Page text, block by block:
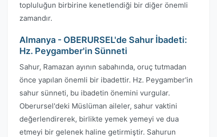
topluluğun birbirine kenetlendiği bir diğer önemli
zamandır.
Almanya - OBERURSEL'de Sahur İbadeti:
Hz. Peygamber'in Sünneti
Sahur, Ramazan ayının sabahında, oruç tutmadan
önce yapılan önemli bir ibadettir. Hz. Peygamber'in
sahur sünneti, bu ibadetin önemini vurgular.
Oberursel'deki Müslüman aileler, sahur vaktini
değerlendirerek, birlikte yemek yemeyi ve dua
etmeyi bir gelenek haline getirmiştir. Sahurun